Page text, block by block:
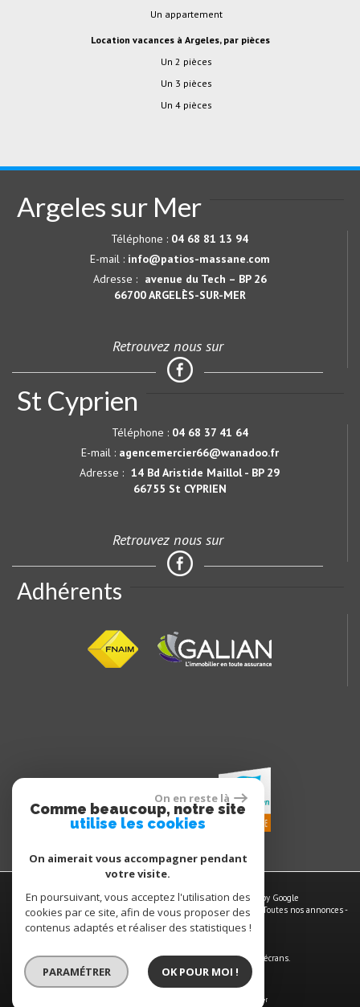
Un appartement
location vacances à Argeles, par pièces
Un 2 pièces
Un 3 pièces
Un 4 pièces
Argeles sur Mer
Téléphone : 04 68 81 13 94
E-mail : info@patios-massane.com
Adresse : avenue du Tech – BP 26
66700ARGELÈS-SUR-MER
Retrouvez nous sur
St Cyprien
Téléphone : 04 68 37 41 64
E-mail : agencemercier66@wanadoo.fr
Adresse : 14 Bd Aristide Maillol - BP 29
66755 St CYPRIEN
Retrouvez nous sur
Adhérents
© 2026 | Tous droits réservés | Traduction powered by Google
Plan du site- Mentions légales-Nos honoraires-Liens- Admin Toutes nos annonces-
Politique RGPD
un seul site adaptable à tous les types d'écrans.
On en reste là
Comme beaucoup, notre site
utilise les cookies
On aimerait vous accompagner pendant
votre visite.
En poursuivant, vous acceptez l'utilisation des
cookies par ce site, afin de vous proposer des
contenus adaptés et réaliser des statistiques !
PARAMÉTRER OK POUR MOI !